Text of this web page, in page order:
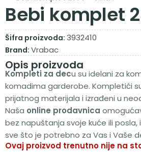
Bebi komplet
Šifra proizvoda: 3932410
Brand: Vrabac
Opis proizvoda
Kompleti za decu su idelani za
komadima garderobe. Kompletići
prijatnog materijala i izrađeni u
Naša online prodavnica
bez napuštanja svoje kuće ili
sve što je potrebno za Vas i Vaše
Ovaj proizvod trenutno nije na
Alternative: